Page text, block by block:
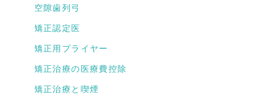
空隙歯列弓
矯正認定医
矯正用プライヤー
矯正治療の医療費控除
矯正治療と喫煙